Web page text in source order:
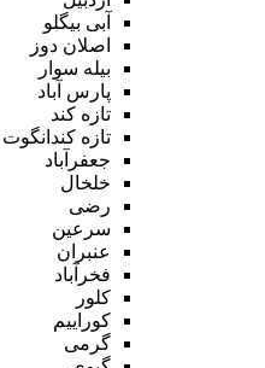
آبی بیگلو
اصلان دوز
بیله سوار
پارس آباد
تازه کند
تازه کندانگوت
جعفرآباد
خلخال
رضی
سرعین
عنبران
فخرآباد
کلور
کوراییم
گرمی